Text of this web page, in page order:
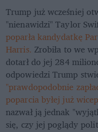
Trump już wcześniej
"nienawidzi" Taylor
poparła kandydatkę
Harris. Zrobiła to we
dotarł do jej 284
odpowiedzi Trump
"prawdopodobnie
poparcia byłej już
nazwał ją jednak
się, czy jej poglądy